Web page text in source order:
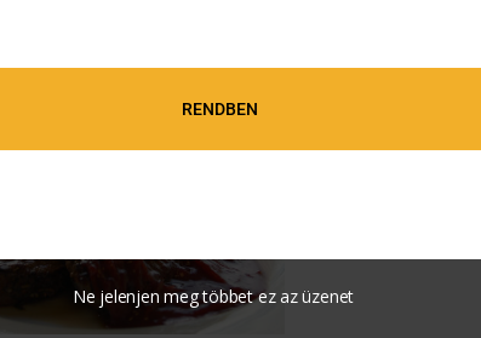
Grillezett
Igazi ünnepi
RENDBEN
Ne jelenjen meg többet ez az üzenet